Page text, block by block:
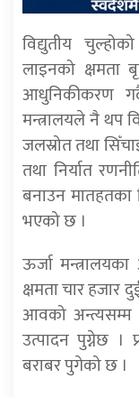
विद्युतीय
लाइनको क्षमता
आधुनिकीकरण
मन्त्रालयले नै थप
जलस्रोत तथा
तथा निर्यात
बनाउन मातहतका
भएको छ ।
ऊर्जा
क्षमता चार हजार
आवको अन्त्यसम्म
उत्पादन पुग्नेछ ।
बराबर पुगेको छ ।